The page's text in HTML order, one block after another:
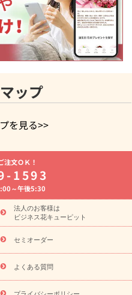
ップ
を見る>>
集
誕生日フラワーギフト特集
開店・開業祝い
え・お悔やみの花
る花 胡蝶蘭・花鉢
ひまわり ギフト・プレゼント
節のイベント
お盆 花（新
お盆・お供え 花とセットギ
ラワー
ひまわり ギフト・プ
・暑中見舞い 花のギフト特集
ゼント特集
日 花のおすすめランキング
敬
ト特集
敬老の日 花とセットギ
注文ＯＫ！
1593
～午後5:30
法人のお客様は
ビジネス花キューピット
セミオーダー
よくある質問
プライバシーポリシー